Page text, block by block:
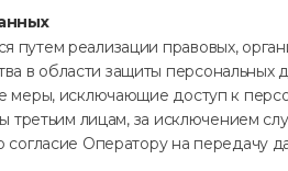
реализации правовых,
в области защиты персональных
меры, исключающие доступ к
лицам, за исключением
Оператору на передачу